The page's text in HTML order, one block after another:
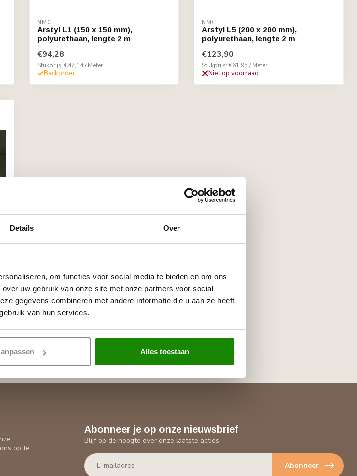
Details Over
om functies voor social media te bieden en om ons
uw gebruik van onze site met onze partners voor social
gegevens combineren met andere informatie die u aan ze heeft
van hun services.
Alles toestaan
NMC
Arstyl L1 (150 x 150 mm),
polyurethaan, lengte 2 m
€94,28
Stukprijs: €47,14 / Meter
Backorder
NMC
Arstyl L5 (200 x 200 mm),
polyurethaan, lengte 2 m
€123,90
Stukprijs: €61,95 / Meter
Niet op voorraad
Toon
op te
Abonneer je op onze nieuwsbrief
Blijf op de hoogte over onze laatste acties
Abonneer